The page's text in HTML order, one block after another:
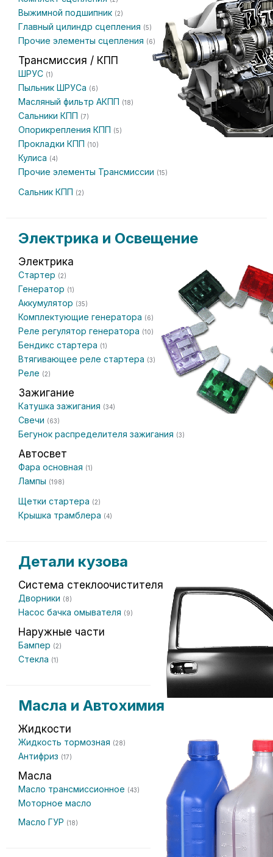
Выжимной подшипник (2)
Главный цилиндр сцепления (5)
Прочие элементы сцепления (6)
Трансмиссия / КПП
ШРУС (1)
Пыльник ШРУСа (6)
Масляный фильтр АКПП (18)
Сальники КПП (7)
Опорикрепления КПП (5)
Прокладки КПП (10)
Кулиса (4)
Прочие элементы Трансмиссии (15)
Сальник КПП (2)
Электрика и Освещение
Электрика
Стартер (2)
Генератор (1)
Аккумулятор (35)
Комплектующие генератора (6)
Реле регулятор генератора (10)
Бендикс стартера (1)
Втягивающее реле стартера (3)
Реле (2)
Зажигание
Катушка зажигания (34)
Свечи (63)
Бегунок распределителя зажигания (3)
Автосвет
Фара основная (1)
Лампы (198)
Щетки стартера (2)
Крышка трамблера (4)
Детали кузова
Система стеклоочистителя
Дворники (8)
Насос бачка омывателя (9)
Наружные части
Бампер (2)
Стекла (1)
Масла и Автохимия
Жидкости
Жидкость тормозная (28)
Антифриз (17)
Масла
Масло трансмиссионное (43)
Моторное масло
Масло ГУР (18)